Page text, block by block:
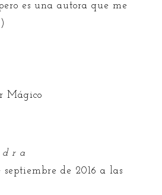
es una autora que me
Mágico
d r a
septiembre de 2016 a las